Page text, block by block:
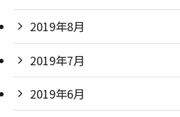
2019年8月
2019年7月
2019年6月